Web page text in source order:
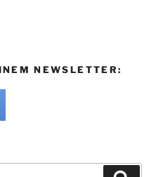
NEWSLETTER: